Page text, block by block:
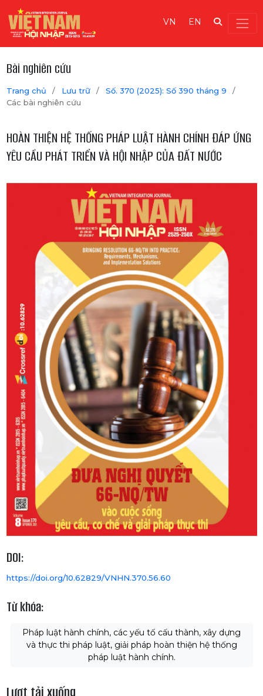
VN EN
Bài nghiên cứu
Trang chủ / Lưu trữ / Số. 370 (2025): Số 390 tháng 9
/
Các bài nghiên cứu
HOÀN THIỆN HỆ THỐNG PHÁP LUẬT HÀNH CHÍNH ĐÁP ỨNG
YÊU CẦU PHÁT TRIỂN VÀ HỘI NHẬP CỦA ĐẤT NƯỚC
DOI:
https://doi.org/10.62829/VNHN.370.56.60
Từ khóa:
Pháp luật hành chính, các yếu tố cấu thành, xây dựng
và thực thi pháp luật, giải pháp hoàn thiện hệ thống
pháp luật hành chính.